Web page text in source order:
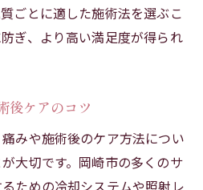
ごとに適した施術法を選ぶこ
ぎ、より高い満足度が得られ
後ケアのコツ
みや施術後のケア方法につい
大切です。岡崎市の多くのサ
ための冷却システムや照射レ